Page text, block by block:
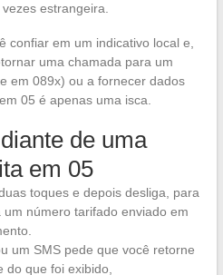
estrangeira.
confiar em um indicativo local e,
uma chamada para um
em 089x) ou a fornecer dados
05 é apenas uma isca.
de uma
em 05
toques e depois desliga, para
número tarifado enviado em
um SMS pede que você retorne
que foi exibido,